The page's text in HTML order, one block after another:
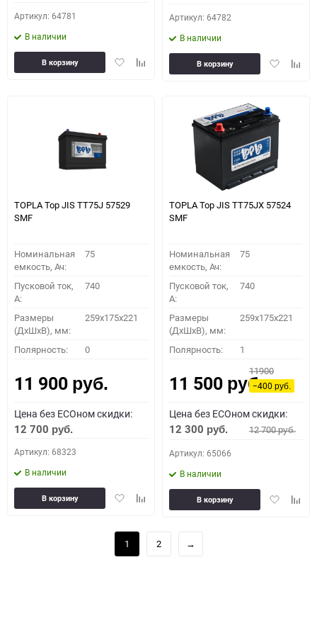
Артикул: 64781
В наличии
ДобавитьДобавить
В корзину
Артикул: 64782
В наличии
Добавить
В корзину
TOPLA Top JIS TT75J 57529
SMF
Номинальная
емкость, Ач:
75
Пусковой ток,
A:
740
Размеры
(ДхШхВ), мм:
259x175x221
Полярность: 0
11 900 руб.
Цена без ECOном скидки:
12 700 руб.
Артикул: 68323
В наличии
ДобавитьДобавить
В корзину
TOPLA Top JIS TT75JХ 57524
SMF
Номинальная
емкость, Ач:
75
Пусковой ток,
A:
740
Размеры
(ДхШхВ), мм:
259x175x221
Полярность: 1
11 500 руб.
11900
−400руб.
Цена без ECOном скидки:
12 300 руб. 12 700руб.
Артикул: 65066
В наличии
Добавить
В корзину
1 2 →